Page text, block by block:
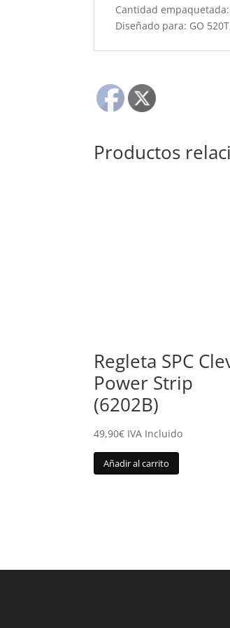
Cantidad
Diseñado para: GO
Productos
Regleta SPC
Power Strip
(6202B)
49,90€ IVA Incluido
Añadir al carrito